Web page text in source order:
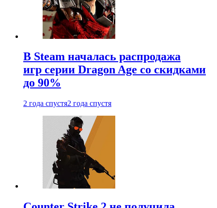
В Steam началась распродажа
игр серии Dragon Age со скидками
до 90%
2 года спустя2 года спустя